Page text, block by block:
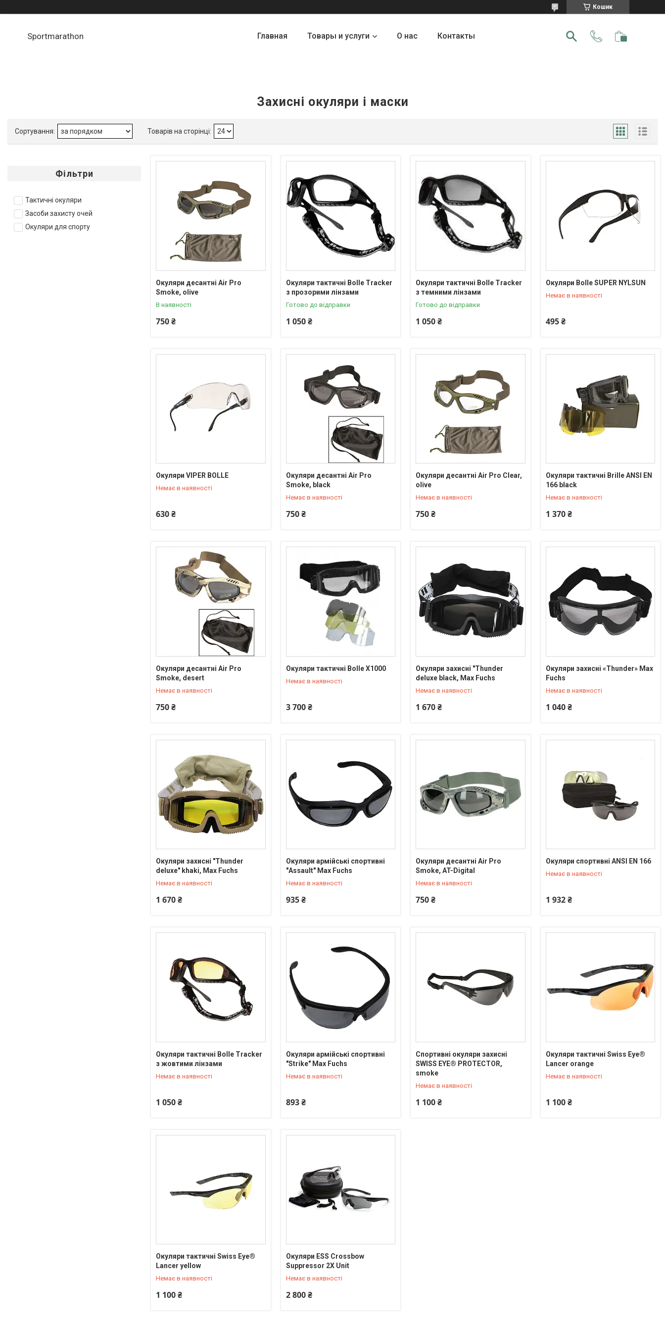
Кошик
Sportmarathon Главная Товары и услуги О нас Контакты
Захисні окуляри і маски
Фільтри
Тактичні окуляри
Засоби захисту очей
Окуляри для спорту
Окуляри десантні Air Pro
Smoke, olive
В наявності
750 ₴
Окуляри тактичні Bolle Tracker
з прозорими лінзами
Готово до відправки
1 050 ₴
Окуляри тактичні Bolle Tracker
з темними лінзами
Готово до відправки
1 050 ₴
Окуляри Bolle SUPER NYLSUN
Немає в наявності
495 ₴
Окуляри VIPER BOLLE
Немає в наявності
630 ₴
Окуляри десантні Air Pro
Smoke, black
Немає в наявності
750 ₴
+380 (95) 550-90-92
Окуляри десантні Air Pro Clear,
olive
Немає в наявності
750 ₴
+380 (95) 550-90-92
Окуляри тактичні Brille ANSI EN
166 black
Немає в наявності
1 370 ₴
+380 (95) 550-90-92
Окуляри десантні Air Pro
Smoke, desert
Немає в наявності
750 ₴
+380 (95) 550-90-92
Окуляри тактичні Bolle X1000
Немає в наявності
3 700 ₴
Окуляри захисні "Thunder
deluxe black, Max Fuchs
Немає в наявності
1 670 ₴
+380 (95) 550-90-92
Окуляри захисні «Thunder» Max
Fuchs
Немає в наявності
1 040 ₴
+380 (95) 550-90-92
Окуляри захисні "Thunder
deluxe" khaki, Max Fuchs
Немає в наявності
1 670 ₴
+380 (95) 550-90-92
Окуляри армійські спортивні
"Assault" Max Fuchs
Немає в наявності
935 ₴
+380 (95) 550-90-92
Окуляри десантні Air Pro
Smoke, AT-Digital
Немає в наявності
750 ₴
+380 (95) 550-90-92
Окуляри спортивні ANSI EN 166
Немає в наявності
1 932 ₴
Окуляри тактичні Bolle Tracker
з жовтими лінзами
Немає в наявності
1 050 ₴
Окуляри армійські спортивні
"Strike" Max Fuchs
Немає в наявності
893 ₴
Спортивні окуляри захисні
SWISS EYE® PROTECTOR,
smoke
Немає в наявності
1 100 ₴
+380 (95) 550-90-92
Окуляри тактичні Swiss Eye®
Lancer orange
Немає в наявності
1 100 ₴
Окуляри тактичні Swiss Eye®
Lancer yellow
Немає в наявності
1 100 ₴
+380 (95) 550-90-92
Окуляри ESS Crossbow
Suppressor 2X Unit
Немає в наявності
2 800 ₴
+380 (95) 550-90-92